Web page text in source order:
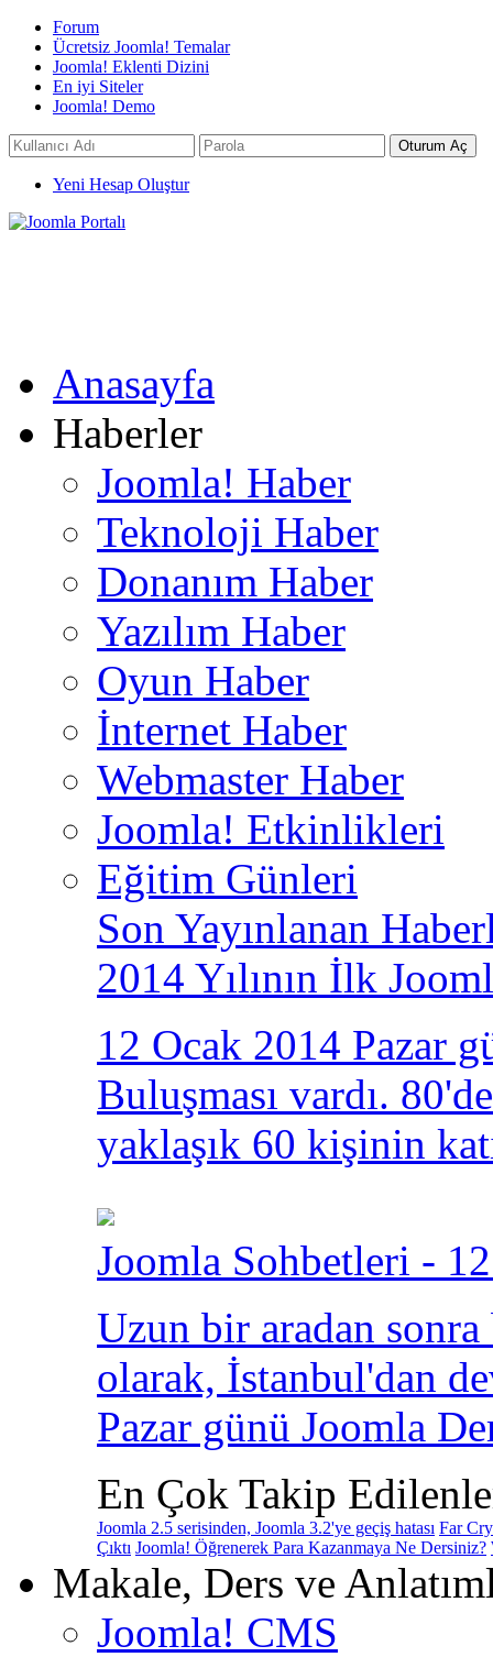
Forum
Ücretsiz Joomla! Temalar
Joomla! Eklenti Dizini
En iyi Siteler
Joomla! Demo
Yeni Hesap Oluştur
Anasayfa
Haberler
Joomla! Haber
Teknoloji Haber
Donanım Haber
Yazılım Haber
Oyun Haber
İnternet Haber
Webmaster Haber
Joomla! Etkinlikleri
Eğitim Günleri
Son Yayınlanan
2014 Yılının İlk
12 Ocak 2014 Pazar
Buluşması vardı.
yaklaşık 60 kişinin
Joomla Sohbetleri -
Uzun bir aradan
olarak, İstanbul'dan
Pazar günü Joomla
En Çok Takip
Joomla 2.5 serisinden, Joomla 3.2'ye geçiş hatası Far
Çıktı Joomla! Öğrenerek Para Kazanmaya Ne Dersiniz?
Makale, Ders ve
Joomla! CMS